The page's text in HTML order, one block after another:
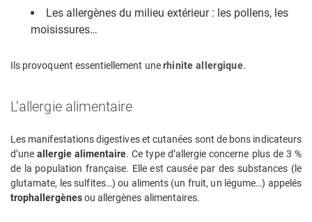
Les allergènes du milieu extérieur : les pollens, les
moisissures…
Ils provoquent essentiellement unerhinite allergique.
L’allergie alimentaire
Les manifestations digestives et cutanées sont de bons indicateurs
d’uneallergie alimentaire. Ce type d’allergie concerne plus de 3 %
de la population française. Elle est causée par des substances (le
glutamate, les sulfites…) ou aliments (un fruit, un légume…) appelés
trophallergènesou allergènes alimentaires.